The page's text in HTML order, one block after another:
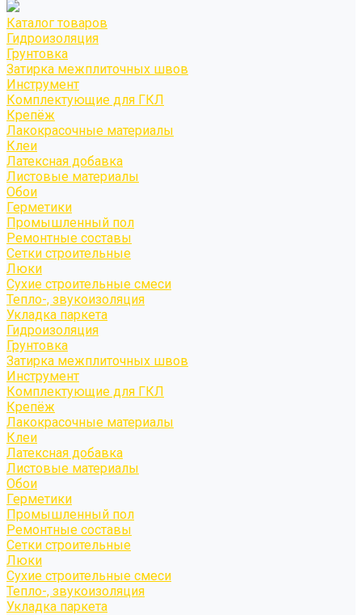
Каталог товаров
Гидроизоляция
Грунтовка
Затирка межплиточных швов
Инструмент
Комплектующие для ГКЛ
Крепёж
Лакокрасочные материалы
Клеи
Латексная добавка
Листовые материалы
Обои
Герметики
Промышленный пол
Ремонтные составы
Сетки строительные
Люки
Сухие строительные смеси
Тепло-, звукоизоляция
Укладка паркета
Гидроизоляция
Грунтовка
Затирка межплиточных швов
Инструмент
Комплектующие для ГКЛ
Крепёж
Лакокрасочные материалы
Клеи
Латексная добавка
Листовые материалы
Обои
Герметики
Промышленный пол
Ремонтные составы
Сетки строительные
Люки
Сухие строительные смеси
Тепло-, звукоизоляция
Укладка паркета